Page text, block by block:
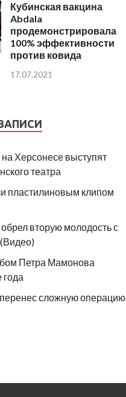
Кубинская вакцина
Abdala
продемонстрировала
100% эффективности
против ковида
17.07.2021
Херсонесе выступят
театра
пластилиновым клипом
вторую молодость с
Петра Мамонова
года
сложную операцию